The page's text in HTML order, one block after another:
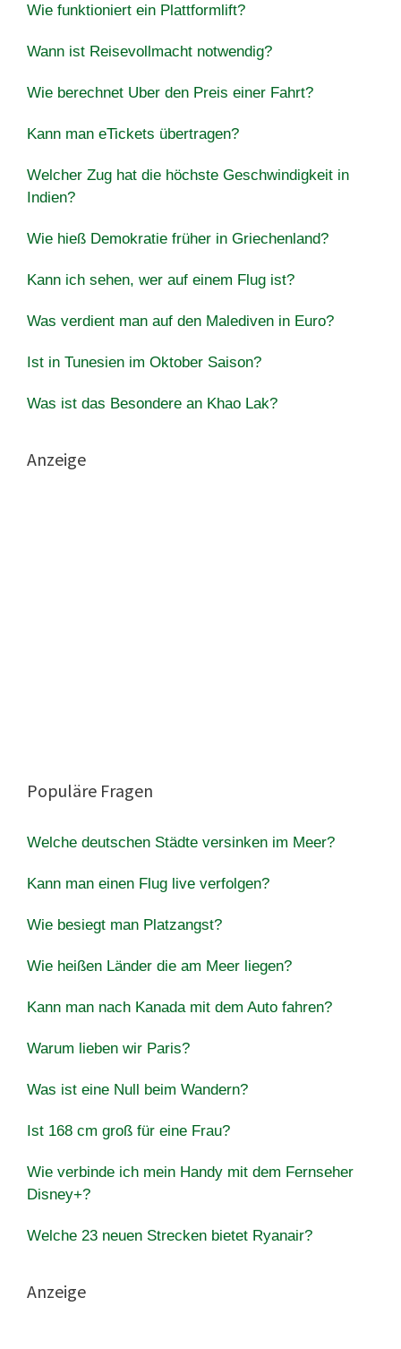
Wie funktioniert ein Plattformlift?
Wann ist Reisevollmacht notwendig?
Wie berechnet Uber den Preis einer Fahrt?
Kann man eTickets übertragen?
Welcher Zug hat die höchste Geschwindigkeit in
Indien?
Wie hieß Demokratie früher in Griechenland?
Kann ich sehen, wer auf einem Flug ist?
Was verdient man auf den Malediven in Euro?
Ist in Tunesien im Oktober Saison?
Was ist das Besondere an Khao Lak?
Anzeige
Populäre Fragen
Welche deutschen Städte versinken im Meer?
Kann man einen Flug live verfolgen?
Wie besiegt man Platzangst?
Wie heißen Länder die am Meer liegen?
Kann man nach Kanada mit dem Auto fahren?
Warum lieben wir Paris?
Was ist eine Null beim Wandern?
Ist 168 cm groß für eine Frau?
Wie verbinde ich mein Handy mit dem Fernseher
Disney+?
Welche 23 neuen Strecken bietet Ryanair?
Anzeige